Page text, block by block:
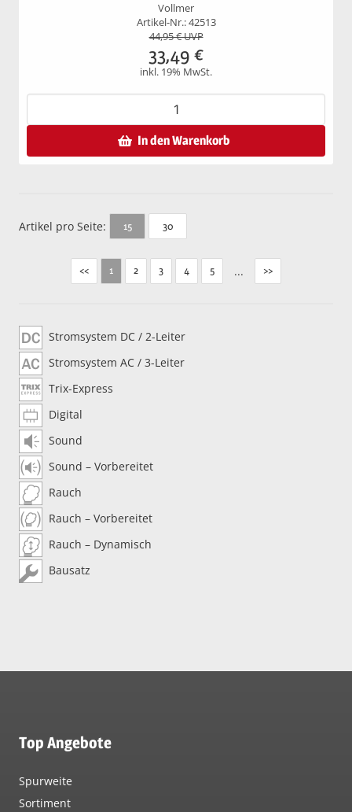
Vollmer
Artikel-Nr.: 42513
44,95€ UVP
33,49 €
inkl. 19% MwSt.
In den Warenkorb
Artikel pro Seite: 15 30
<< 1 2 3 4 5 ... >>
Stromsystem DC / 2-Leiter
Stromsystem AC / 3-Leiter
Trix-Express
Digital
Sound
Sound – Vorbereitet
Rauch
Rauch – Vorbereitet
Rauch – Dynamisch
Bausatz
Top Angebote
Spurweite
Sortiment